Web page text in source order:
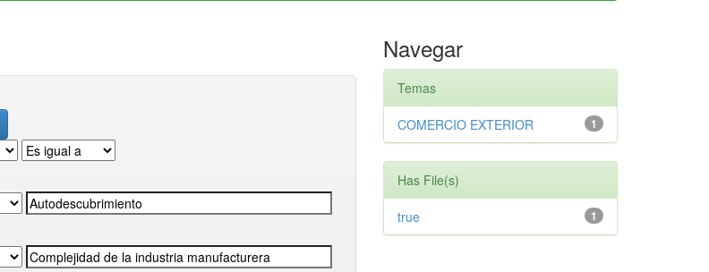
Navegar
Temas
1
COMERCIO EXTERIOR
Has File(s)
1
true